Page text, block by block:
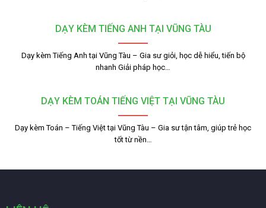
DẠY KÈM TIẾNG ANH TẠI VŨNG TÀU
Dạy kèm Tiếng Anh tại Vũng Tàu – Gia sư giỏi, học dễ hiểu, tiến bộ
nhanh Giải pháp học…
DẠY KÈM TOÁN TIẾNG VIỆT TẠI VŨNG TÀU
Dạy kèm Toán – Tiếng Việt tại Vũng Tàu – Gia sư tận tâm, giúp trẻ học
tốt từ nền…